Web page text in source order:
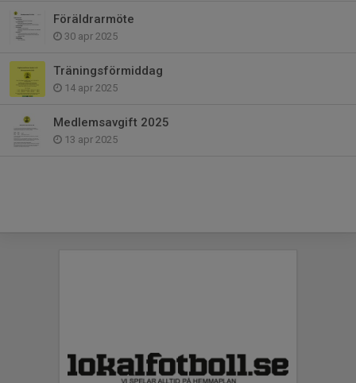
Föräldrarmöte
30 apr 2025
Träningsförmiddag
14 apr 2025
Medlemsavgift 2025
13 apr 2025